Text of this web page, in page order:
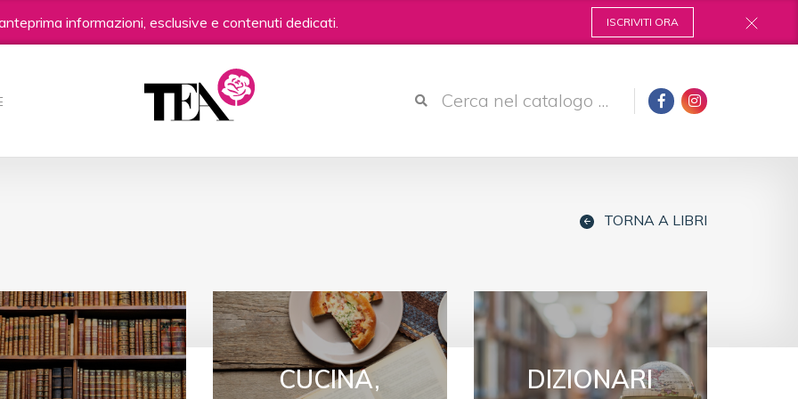
informazioni, esclusive e contenuti dedicati. ISCRIVITI ORA
TORNA A LIBRI
CUCINA,
DIZIONARI